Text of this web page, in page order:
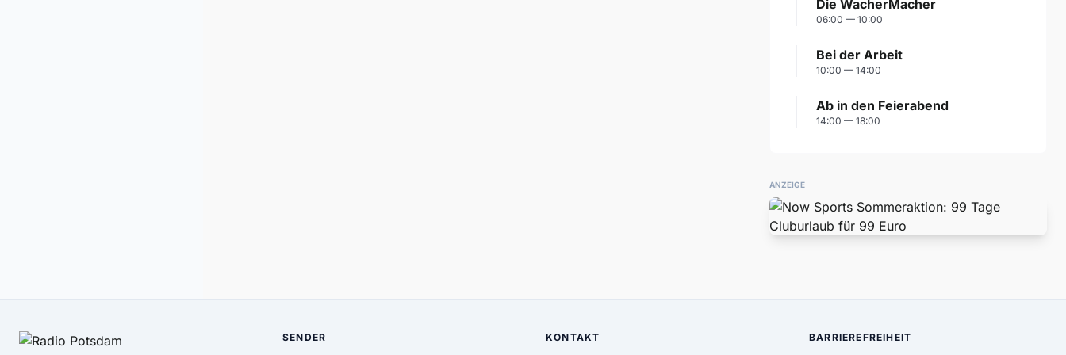
Die WacherMacher
06:00 — 10:00
Bei der Arbeit
10:00 — 14:00
Ab in den Feierabend
14:00 — 18:00
ANZEIGE
SENDER KONTAKT BARRIEREFREIHEIT